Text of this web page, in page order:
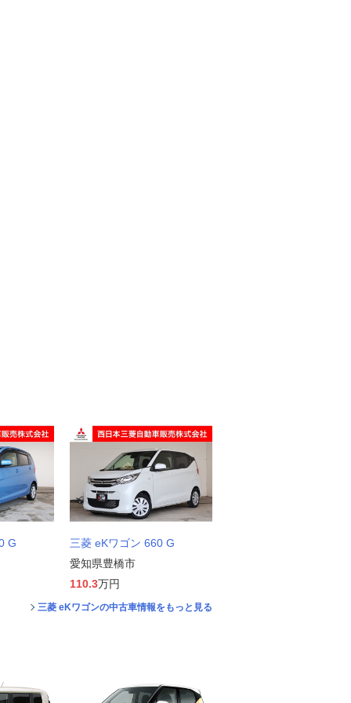
G
三菱 eKワゴン 660 G
愛知県豊橋市
110.3万円
三菱 eKワゴンの中古車情報をもっと見る